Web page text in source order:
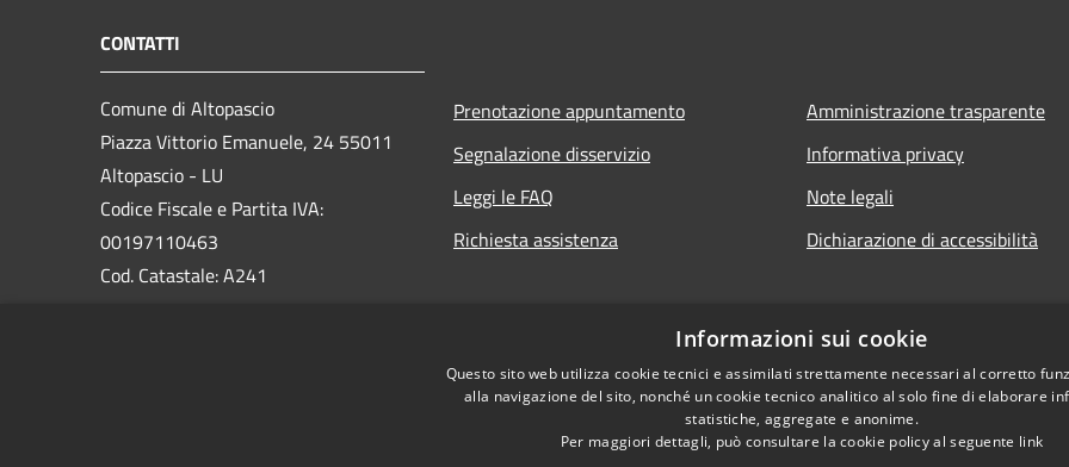
CONTATTI
Comune di Altopascio
Piazza Vittorio Emanuele, 24 55011
Altopascio - LU
Codice Fiscale e Partita IVA:
00197110463
Cod. Catastale: A241
Prenotazione appuntamento
Segnalazione disservizio
Leggi le FAQ
Richiesta assistenza
Amministrazione trasparente
Informativa privacy
Note legali
Dichiarazione di accessibilità
Informazioni sui cookie
Questo sito web utilizza cookie tecnici e assimilati strettamente necessari al corretto
alla navigazione del sito, nonché un cookie tecnico analitico al solo fine di elaborare
statistiche, aggregate e anonime.
Per maggiori dettagli, può consultare la cookie policy al seguente link